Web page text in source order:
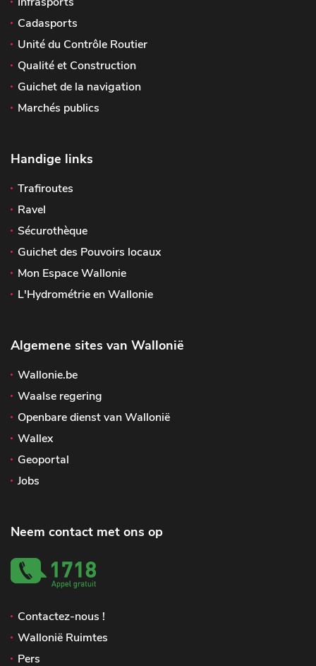
Cadasports
Unité du Contrôle Routier
Qualité et Construction
Guichet de la navigation
Marchés publics
Handige links
Trafiroutes
Ravel
Sécurothèque
Guichet des Pouvoirs locaux
Mon Espace Wallonie
L'Hydrométrie en Wallonie
Algemene sites van Wallonië
Wallonie.be
Waalse regering
Openbare dienst van Wallonië
Wallex
Geoportal
Jobs
Neem contact met ons op
Contactez-nous !
Wallonië Ruimtes
Pers